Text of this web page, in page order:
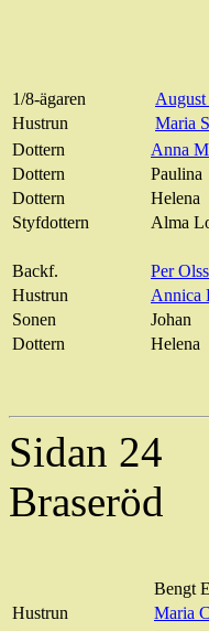
1/8-ägaren August
Hustrun
Maria
Dottern
Anna
Dottern
Paulina
Dottern
Helena
Styfdottern
Alma
Backf. Per
Hustrun
Annica
Sonen
Johan
Dottern
Helena
Sidan 24
Braseröd
Bengt
Hustrun
Maria